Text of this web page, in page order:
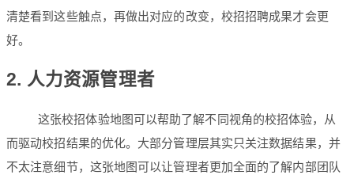
清楚看到这些触点，再做出对应的改变，校招招聘成果才会更
好。
2. 人力资源管理者
这张校招体验地图可以帮助了解不同视角的校招体验，从
而驱动校招结果的优化。大部分管理层其实只关注数据结果，并
不太注意细节，这张地图可以让管理者更加全面的了解内部团队